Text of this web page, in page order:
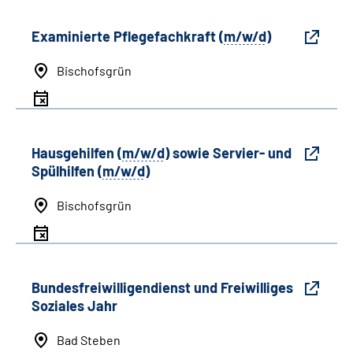
Examinierte Pflegefachkraft (m/w/d)
Bischofsgrün
Hausgehilfen (m/w/d) sowie Servier- und
Spülhilfen (m/w/d)
Bischofsgrün
Bundesfreiwilligendienst und Freiwilliges
Soziales Jahr
Bad Steben